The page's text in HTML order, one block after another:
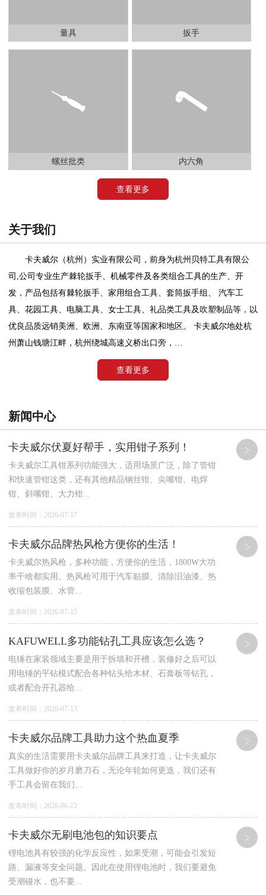
量具 扳手
螺丝批类 内六角
查看更多
关于我们
卡夫威尔（杭州）实业有限公司，前身为杭州贝特工具有限公
司,公司专业生产棘轮扳手、机械零件及各类组合工具的生产、开
发，产品包括有棘轮扳手、家用组合工具、套筒扳手组、 汽车工
具、花园工具、电脑工具、女士工具、礼品类工具及吹塑制品等，以
优良品质远销美洲、欧洲、东南亚等国家和地区。 卡夫威尔地处杭
州萧山钱塘江畔，杭州绕城高速义桥出口旁，…
查看更多
新闻中心
卡夫威尔伏夏好帮手，实用钳子系列！
卡夫威尔工具钳系列功能强大，适用场景广泛，除了管钳
和快速管钳这类，还有其他精品钢丝钳、尖嘴钳、电焊
钳、斜嘴钳、大力钳...
发布时间：2026-07-17
卡夫威尔品牌热风枪方便你的生活！
卡夫威尔热风枪，多种功能，方便你的生活，1800W大功
率干啥都实用。热风枪可用于汽车贴膜、清除旧油漆、热
收缩包装膜、水管...
发布时间：2026-07-15
KAFUWELL多功能钻孔工具应该怎么选？
电锤在家装领域主要是用于拆墙和开槽，装修好之后可以
用电锤的平钻模式配合各种钻头给木材、石膏板等钻孔，
或者配合开孔器给...
发布时间：2026-07-13
卡夫威尔品牌工具助力这个热血夏季
真实的生活需要用卡夫威尔品牌工具来打造，让卡夫威尔
工具做好你的岁月磨刀石，无论年轮如何更迭，我们还有
手工具会留在我们...
发布时间：2026-06-12
卡夫威尔无刷电池包的知识要点
锂电池具有较强的化学反应性，如果受潮，可能会引发短
路、漏液等安全问题。因此在使用锂电池时，我们要避免
受潮碰水，也不要...